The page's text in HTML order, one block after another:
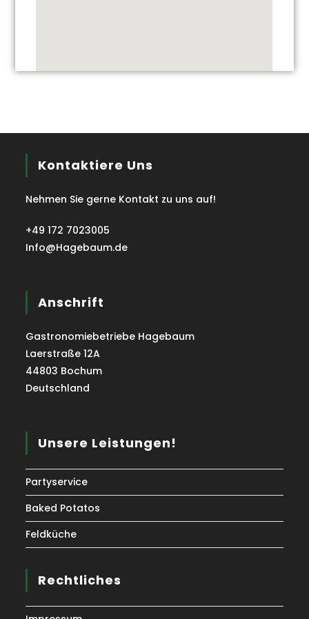
Kontaktiere Uns
Nehmen Sie gerne Kontakt zu uns auf!
+49 172 7023005
Info@Hagebaum.de
Anschrift
Gastronomiebetriebe Hagebaum
Laerstraße 12A
44803 Bochum
Deutschland
Unsere Leistungen!
Partyservice
Baked Potatos
Feldküche
Rechtliches